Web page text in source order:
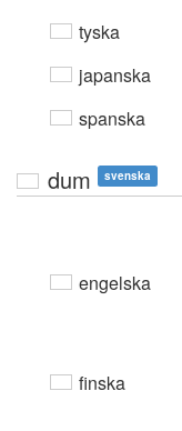
tyska
japanska
spanska
dum svenska
engelska
finska